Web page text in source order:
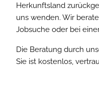
Herkunftsland
uns wenden. Wir
Jobsuche oder bei
Die Beratung durch
Sie ist kostenlos,